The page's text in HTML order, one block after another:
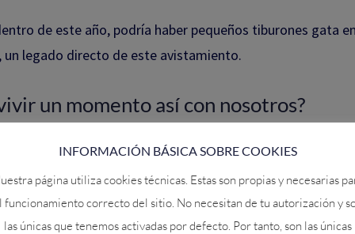
de este año, podría haber pequeños tiburones gata
un legado directo de este avistamiento.
un momento así con nosotros?
viajes de buceo en Japón ponemos todos nuestros
con respeto absuluto al entorno, que disfrutes de
como puede haber sido este.
inmersiones y fechas enbuceoenjapon.com
INFORMACIÓN BÁSICA SOBRE COOKIES
página utiliza cookies técnicas. Estas son propias y necesarias
funcionamiento correcto del sitio. No necesitan de tu autorización y
las únicas que tenemos activadas por defecto. Por tanto, son las únicas